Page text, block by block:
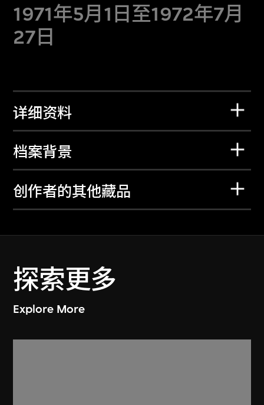
1971年5月1日至1972年7月
27日
详细资料
档案背景
创作者的其他藏品
探索更多
Explore More